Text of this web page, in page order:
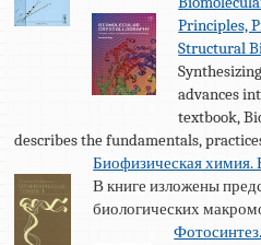
Principles,
Structural
advances
textbook,
describes the fundamentals,
Биофизическая химия.
В книге изложены
биологических